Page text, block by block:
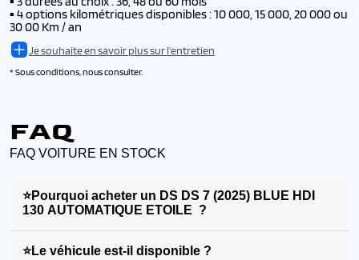
▪️ 4 options kilométriques disponibles : 10 000, 15 000, 20 000 ou
30 00 Km / an
Je souhaite en savoir plus sur l'entretien
* Sous conditions, nous consulter.
FAQ
FAQ VOITURE EN STOCK
⭐Pourquoi acheter un DS DS 7 (2025) BLUE HDI
130 AUTOMATIQUE ETOILE ?
⭐Le véhicule est-il disponible ?